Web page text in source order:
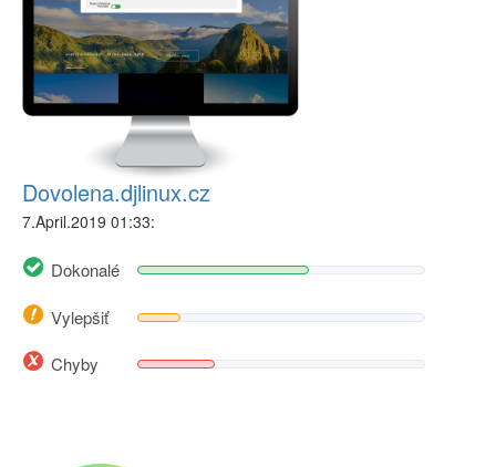
Dovolena.djlinux.cz
7.April.2019 01:33:
Dokonalé
Vylepšiť
Chyby